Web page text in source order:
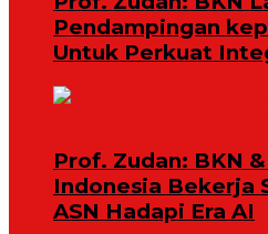
Pendampingan
Untuk Perkuat
Prof. Zudan: BKN
Indonesia Bekerja
ASN Hadapi Era AI